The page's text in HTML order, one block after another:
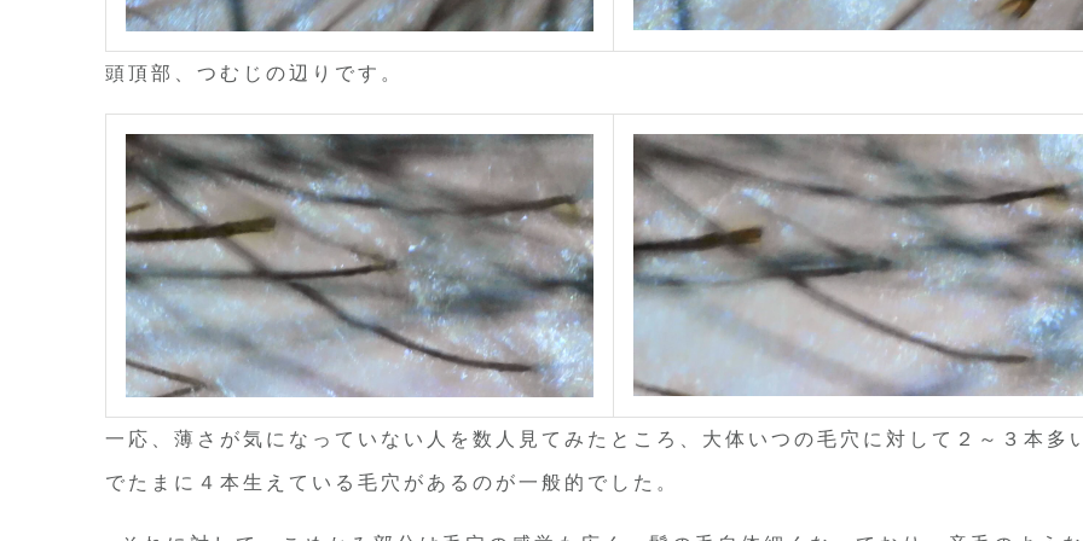
頭頂部、つむじの辺りです。
一応、薄さが気になっていない人を数人見てみたところ、大体いつの毛穴に対して２～３本多
でたまに４本生えている毛穴があるのが一般的でした。